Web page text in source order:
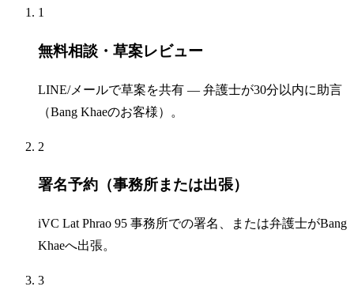
1
無料相談・草案レビュー
LINE/メールで草案を共有 — 弁護士が30分以内に助言
（Bang Khaeのお客様）。
2
署名予約（事務所または出張）
iVC Lat Phrao 95 事務所での署名、または弁護士がBang
Khaeへ出張。
3